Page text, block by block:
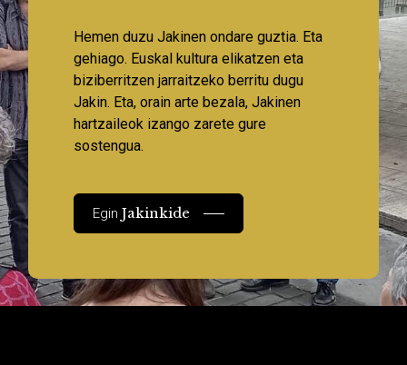
Hemen duzu Jakinen ondare guztia. Eta
gehiago. Euskal kultura elikatzen eta
biziberritzen jarraitzeko berritu dugu
Jakin. Eta, orain arte bezala, Jakinen
hartzaileok izango zarete gure
sostengua.
EginJakinkide